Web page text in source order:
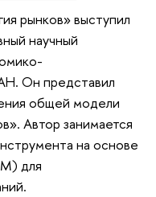
рынков» выступил
научный
Он представил
общей модели
Автор занимается
на основе
для